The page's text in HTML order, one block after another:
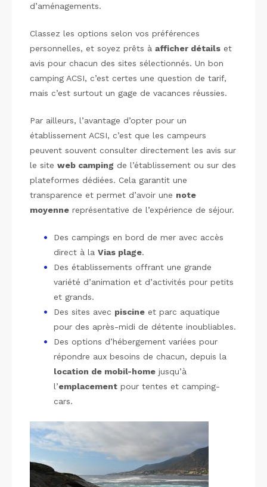
d’aménagements.
Classez les options selon vos préférences
personnelles, et soyez prêts à afficher détails et
avis pour chacun des sites sélectionnés. Un bon
camping ACSI, c’est certes une question de tarif,
mais c’est surtout un gage de vacances réussies.
Par ailleurs, l’avantage d’opter pour un
établissement ACSI, c’est que les campeurs
peuvent souvent consulter directement les avis sur
le site web camping de l’établissement ou sur des
plateformes dédiées. Cela garantit une
transparence et permet d’avoir une note
moyenne représentative de l’expérience de séjour.
Des campings en bord de mer avec accès
direct à la Vias plage.
Des établissements offrant une grande
variété d’animation et d’activités pour petits
et grands.
Des sites avec piscine et parc aquatique
pour des après-midi de détente inoubliables.
Des options d’hébergement variées pour
répondre aux besoins de chacun, depuis la
location de mobil-home jusqu’à
l’emplacement pour tentes et camping-
cars.